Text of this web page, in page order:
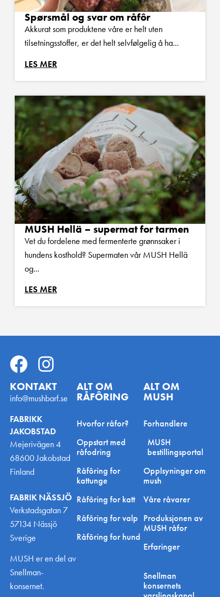
Spørsmål og svar om råfôr
Akkurat som produktene våre er helt uten
tilsetningsstoffer, er det helt selvfølgelig å ha...
LES MER
MUSH Hellä – supermat for tarmen
Vet du fordelene med fermenterte grønnsaker i
hundens kosthold? Supermaten vår MUSH Hellä
og...
LES MER
KONTAKT
info@mushbarf.se
FABRIKK
JAKOBSTAD
Mejerivägen 4
68600 Jakobstad
Finland
FABRIK NÄSSJÖ
Verkstadsgatan 7
57134 Nässjö
Sverige
MUSH er en del av
Snellman-
konsernet.
ALT OM
RÅFÔRING
Hvorfor råfor?
Oppstart med
råfodring
Råfôring for
kattunge
Råfôring for katt
Råfôring for valp
Råfôring for hund
ALT OM
MUSH
Forhandlere
MUSH
bestillingsportal
Opplsyninger om
mush
Våre råvarer
Produksjonen av
MUSH råfor
Erfaringer
Snellman
konsernets